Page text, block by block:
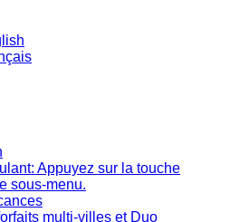
Appuyez sur la touche
sous-menu.
multi-villes et Duo